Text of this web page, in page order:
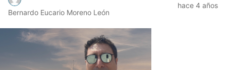
Bernardo Eucario Moreno León
hace 4 años